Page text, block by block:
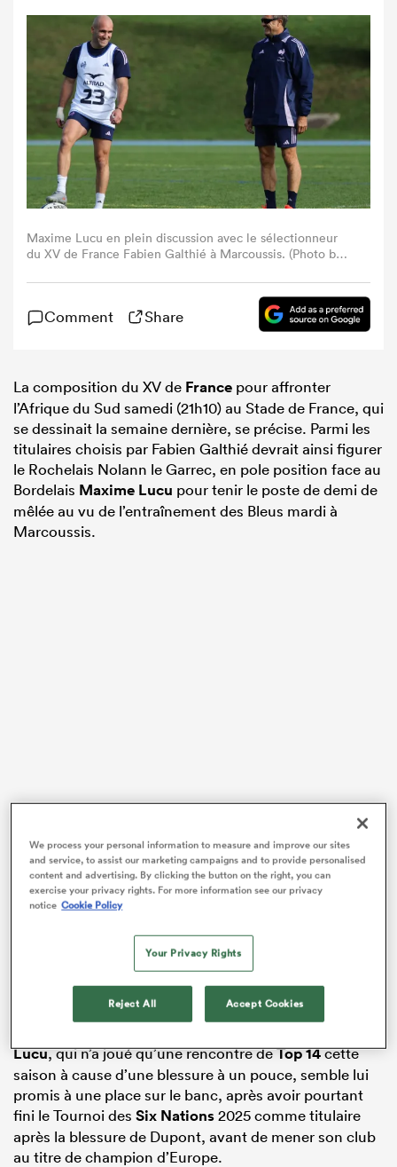
Maxime Lucu en plein discussion avec le sélectionneur
du XV de France Fabien Galthié à Marcoussis. (Photo by
Comment Share
La composition du XV de France pour affronter
l’Afrique du Sud samedi (21h10) au Stade de France, qui
se dessinait la semaine dernière, se précise. Parmi les
titulaires choisis par Fabien Galthié devrait ainsi figurer
le Rochelais Nolann le Garrec, en pole position face au
Bordelais Maxime Lucu pour tenir le poste de demi de
mêlée au vu de l’entraînement des Bleus mardi à
Marcoussis.
Aligné une nouvelle fois avec la chasuble blanche des
titulaires frappée du numéro 9, comme la semaine
précédente, l’ancien joueur du
Racing 92devrait
avec l’ouvreur du Stade toulousain Romain Ntamack.
Lucu sur le banc
Lucu, qui n’a joué qu’une rencontre deTop 14cette
saison à cause d’une blessure à un pouce, semble lui
promis à une place sur le banc, après avoir pourtant
fini le Tournoi des Six Nations2025 comme titulaire
après la blessure de Dupont, avant de mener son club
au titre de champion d’Europe.
We process your personal information to measure and improve our sites
and service, to assist our marketing campaigns and to provide personalised
content and advertising. By clicking the button on the right, you can
exercise your privacy rights. For more information see our privacy
notice Cookie Policy
Your Privacy Rights
Reject All Accept Cookies